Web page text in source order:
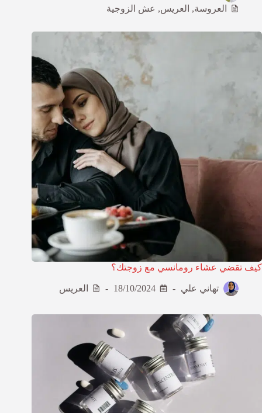
العروسة, العريس, عش الزوجية
كيف تقضي عشاء رومانسي مع زوجتك؟
تهاني علي 18/10/2024 العريس